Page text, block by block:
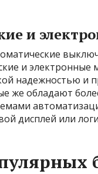
и
и электронные
надежностью и
же обладают
дисплей или